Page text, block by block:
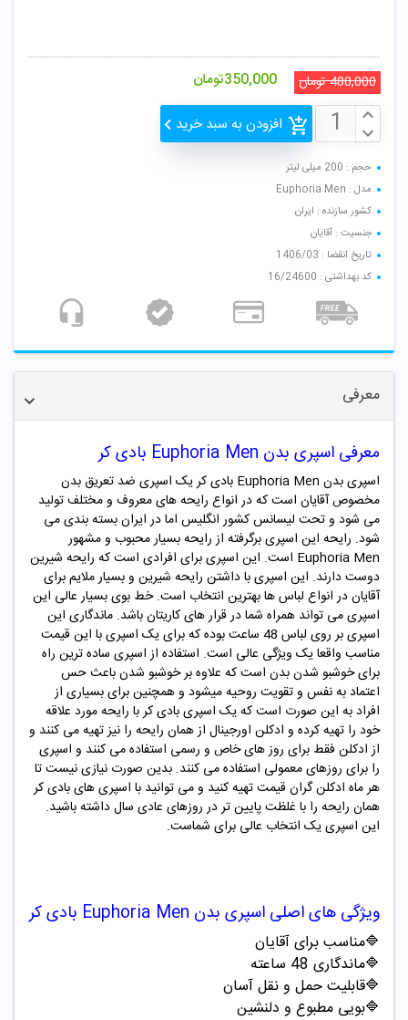
480,000تومان 350,000تومان
افزودن به سبد خرید
حجم : 200 میلی لیتر
مدل : Euphoria Men
کشور سازنده : ایران
جنسیت : آقایان
تاریخ انقضا : 1406/03
کد بهداشتی : 16/24600
معرفی
معرفی اسپری بدن Euphoria Men بادی کر
اسپری بدن Euphoria Men بادی کر یک اسپری ضد تعریق بدن
مخصوص آقایان است که در انواع رایحه های معروف و مختلف تولید
می شود و تحت لیسانس کشور انگلیس اما در ایران بسته بندی می
شود. رایحه این اسپری برگرفته از رایحه بسیار محبوب و مشهور
Euphoria Men است. این اسپری برای افرادی است که رایحه شیرین
دوست دارند. این اسپری با داشتن رایحه شیرین و بسیار ملایم برای
آقایان در انواع لباس ها بهترین انتخاب است. خط بوی بسیار عالی این
اسپری می تواند همراه شما در قرار های کاریتان باشد. ماندگاری این
اسپری بر روی لباس 48 ساعت بوده که برای یک اسپری با این قیمت
مناسب واقعا یک ویژگی عالی است. استفاده از اسپری ساده ترین راه
برای خوشبو شدن بدن است که علاوه بر خوشبو شدن باعث حس
اعتماد به نفس و تقویت روحیه میشود و همچنین برای بسیاری از
افراد به این صورت است که یک اسپری بادی کر با رایحه مورد علاقه
خود را تهیه کرده و ادکلن اورجینال از همان رایحه را نیز تهیه می کنند و
از ادکلن فقط برای روز های خاص و رسمی استفاده می کنند و اسپری
را برای روزهای معمولی استفاده می کنند. بدین صورت نیازی نیست تا
هر ماه ادکلن گران قیمت تهیه کنید و می توانید با اسپری های بادی کر
همان رایحه را با غلظت پایین تر در روزهای عادی سال داشته باشید.
این اسپری یک انتخاب عالی برای شماست.
ویژگی های اصلی اسپری بدن Euphoria Men بادی کر
🔷مناسب برای آقایان
🔷ماندگاری 48 ساعته
🔷قابلیت حمل و نقل آسان
🔷بویی مطبوع و دلنشین